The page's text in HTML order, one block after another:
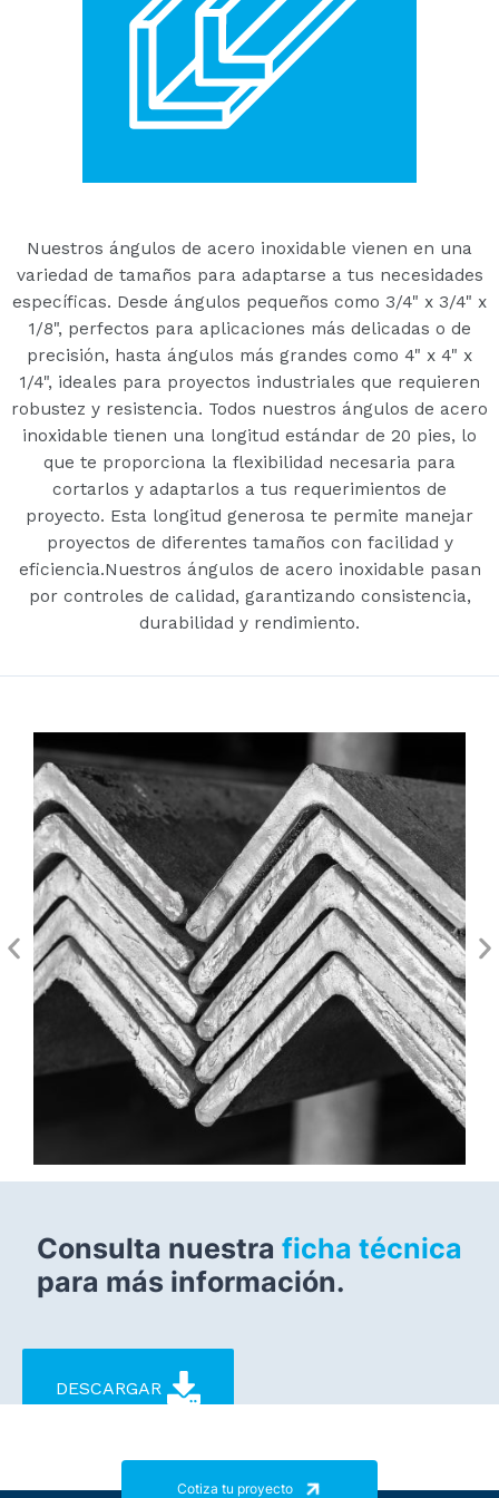
Nuestros ángulos de acero inoxidable vienen en una
variedad de tamaños para adaptarse a tus necesidades
específicas. Desde ángulos pequeños como 3/4" x 3/4" x
1/8", perfectos para aplicaciones más delicadas o de
precisión, hasta ángulos más grandes como 4" x 4" x
1/4", ideales para proyectos industriales que requieren
robustez y resistencia. Todos nuestros ángulos de acero
inoxidable tienen una longitud estándar de 20 pies, lo
que te proporciona la flexibilidad necesaria para
cortarlos y adaptarlos a tus requerimientos de
proyecto. Esta longitud generosa te permite manejar
proyectos de diferentes tamaños con facilidad y
eficiencia.Nuestros ángulos de acero inoxidable pasan
por controles de calidad, garantizando consistencia,
durabilidad y rendimiento.
Consulta nuestra ficha técnica
para más información.
DESCARGAR
Cotiza tu proyecto